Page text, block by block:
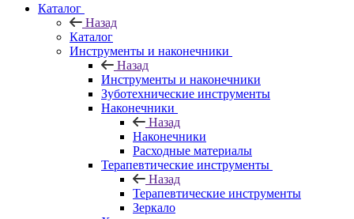
Каталог
Назад
Каталог
Инструменты и наконечники
Назад
Инструменты и наконечники
Зуботехнические инструменты
Наконечники
Назад
Наконечники
Расходные материалы
Терапевтические инструменты
Назад
Терапевтические инструменты
Зеркало